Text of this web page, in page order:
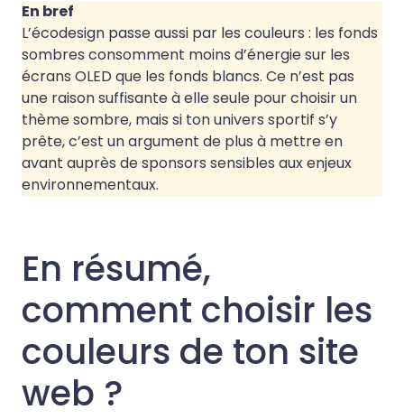
En bref
L’écodesign passe aussi par les couleurs : les fonds
sombres consomment moins d’énergie sur les
écrans OLED que les fonds blancs. Ce n’est pas
une raison suffisante à elle seule pour choisir un
thème sombre, mais si ton univers sportif s’y
prête, c’est un argument de plus à mettre en
avant auprès de sponsors sensibles aux enjeux
environnementaux.
En résumé,
comment choisir les
couleurs de ton site
web ?